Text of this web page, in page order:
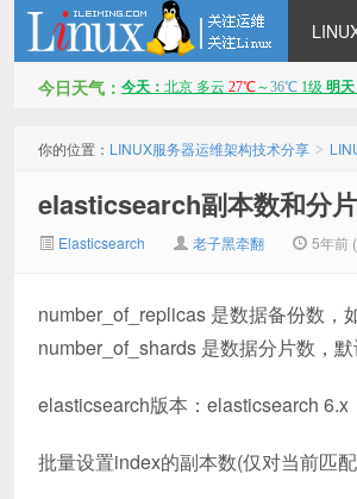
今日天气：
你的位置： LINUX服务器运维架构技术分享 >
elasticsearch副本数和分
Elasticsearch 老子黑牵翻 5年前
number_of_replicas 是数据备份数，
number_of_shards 是数据分片数，默
elasticsearch版本：elasticsearch 6.x
批量设置index的副本数(仅对当前匹